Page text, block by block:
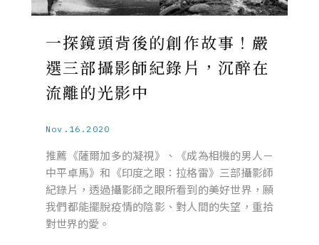
一探鏡頭背後的創作故事！嚴
選三部攝影師紀錄片，沉醉在
流離的光影中
Nov.16.2020
推薦《薩爾加多的凝視》、《成為相機的男人－
中平卓馬》和《印度之眼：拉格雷》三部攝影師
紀錄片，透過攝影師之眼所看到的美好世界，願
我們都能擺脫疫情的陰影、對人間的失望，重拾
對世界的愛。